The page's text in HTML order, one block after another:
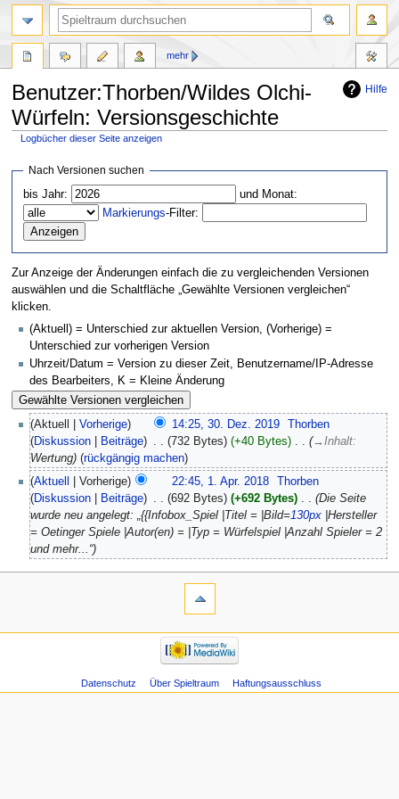
Hilfe
Benutzer:Thorben/Wildes Olchi-
Würfeln: Versionsgeschichte
Logbücher dieser Seite anzeigen
springen
springen
Nach Versionen suchen
bis Jahr:
und Monat:
Markierungs-Filter:
Zur Anzeige der Änderungen einfach die zu vergleichenden Versionen
auswählen und die Schaltfläche „Gewählte Versionen vergleichen“
klicken.
(Aktuell) = Unterschied zur aktuellen Version, (Vorherige) =
Unterschied zur vorherigen Version
Uhrzeit/Datum = Version zu dieser Zeit, Benutzername/IP-Adresse
des Bearbeiters, K = Kleine Änderung
Aktuell Vorherige 14:25, 30. Dez. 2019
Thorben
Diskussion
Beiträge 732 Bytes +40 Bytes ‎ →‎Inhalt:
Wertung
rückgängig machen
Aktuell
Vorherige 22:45, 1. Apr. 2018
Thorben
Diskussion
Beiträge 692 Bytes +692 Bytes ‎
Die Seite
wurde neu angelegt: „{{Infobox_Spiel |Titel = |Bild=130px |Hersteller
= Oetinger Spiele |Autor(en) = |Typ = Würfelspiel |Anzahl Spieler = 2
und mehr...“
mehr
Datenschutz Über Spieltraum Haftungsausschluss